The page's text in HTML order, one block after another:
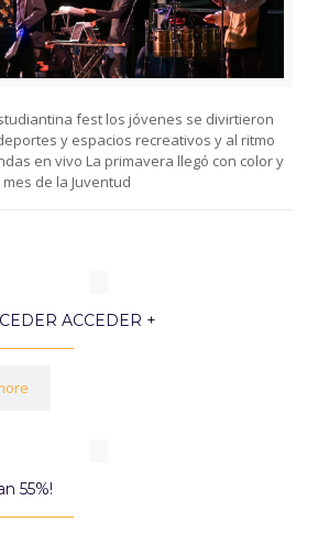
fest los jóvenes se divirtieron
y espacios recreativos y al ritmo
en vivo La primavera llegó con color y
de la Juventud
ACCEDER +
55%!